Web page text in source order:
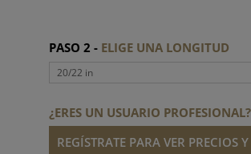
PASO 2 - ELIGE UNA LONGITUD
20/22 in
¿ERES UN USUARIO PROFESIONAL?
REGÍSTRATE PARA VER PRECIOS